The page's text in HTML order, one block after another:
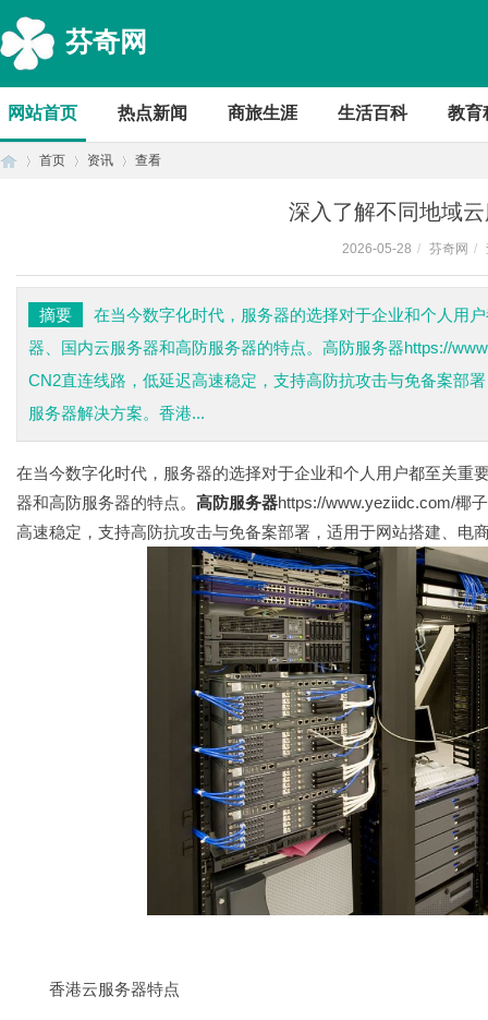
芬奇网
网站首页 热点新闻 商旅生涯 生活百科 教育
首页 资讯 查看
深入了解不同地域
2026-05-28 / 芬奇网 /
摘要
在当今数字化时代，服务器的选择对于企业和个人用
器、国内云服务器和高防服务器的特点。高防服务器https://
CN2直连线路，低延迟高速稳定，支持高防抗攻击与免备案部
服务器解决方案。香港...
在当今数字化时代，服务器的选择对于企业和个人用户都至关重
器和高防服务器的特点。 高防服务器https://www.yeziidc.com/椰
高速稳定，支持高防抗攻击与免备案部署，适用于网站搭建、电
香港云服务器特点